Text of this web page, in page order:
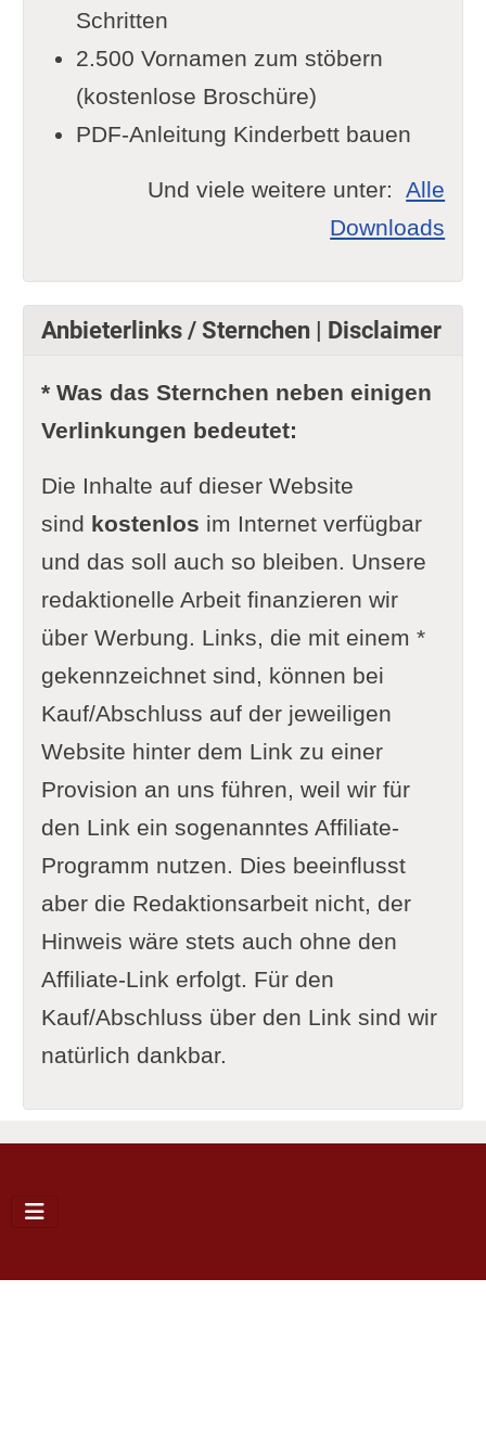
Schritten
2.500 Vornamen zum stöbern
(kostenlose Broschüre)
PDF-Anleitung Kinderbett bauen
Und viele weitere unter:Alle
Downloads
Anbieterlinks / Sternchen | Disclaimer
* Was das Sternchen neben einigen
Verlinkungen bedeutet:
Die Inhalte auf dieser Website
sind kostenlos im Internet verfügbar
und das soll auch so bleiben. Unsere
redaktionelle Arbeit finanzieren wir
über Werbung. Links, die mit einem *
gekennzeichnet sind, können bei
Kauf/Abschluss auf der jeweiligen
Website hinter dem Link zu einer
Provision an uns führen, weil wir für
den Link ein sogenanntes Affiliate-
Programm nutzen. Dies beeinflusst
aber die Redaktionsarbeit nicht, der
Hinweis wäre stets auch ohne den
Affiliate-Link erfolgt. Für den
Kauf/Abschluss über den Link sind wir
natürlich dankbar.